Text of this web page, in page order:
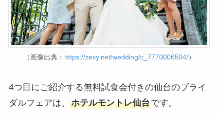
（画像出典： https://zexy.net/wedding/c_7770006504/）
4つ目にご紹介する無料試食会付きの仙台のブライ
ダルフェアは、 ホテルモントレ仙台です。